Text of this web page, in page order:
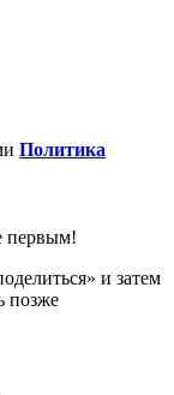
Политика
первым!
и затем
позже